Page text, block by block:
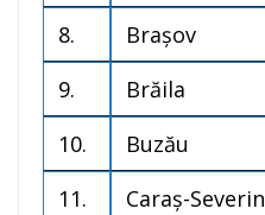
8.
Brașov
9.
Brăila
10.
Buzău
11.
Caraș-Severin